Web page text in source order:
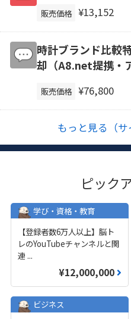
販売価格 ¥13,152
時計ブランド比較
却（A8.net提携・
販売価格 ¥76,800
もっと見る（サ
ピック
学び・資格・教育
【登録者数6万人以上】脳ト
レのYouTubeチャンネルと関
連 ...
¥12,000,000
ビジネス